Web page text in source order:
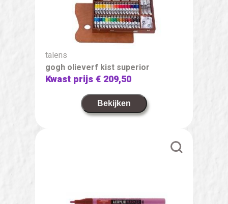
talens
gogh olieverf kist superior
Kwast prijs€ 209,50
Bekijken